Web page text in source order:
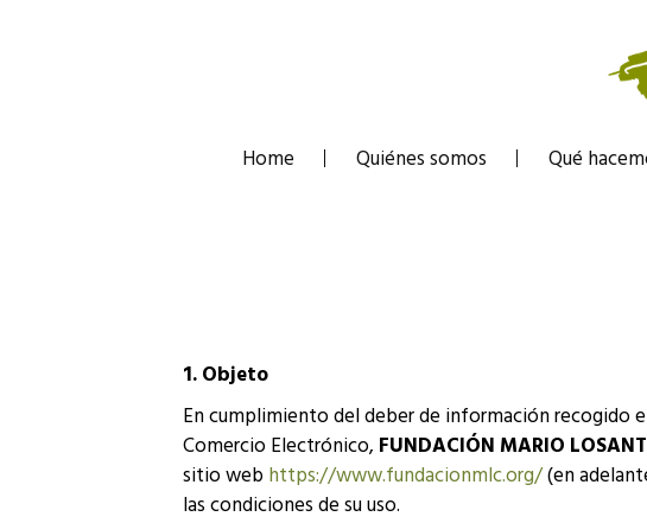
Home Quiénes somos Qué
1. Objeto
En cumplimiento del deber de información recogido
Comercio Electrónico, FUNDACIÓN MARIO
sitio web https://www.fundacionmlc.org/(en
las condiciones de su uso.